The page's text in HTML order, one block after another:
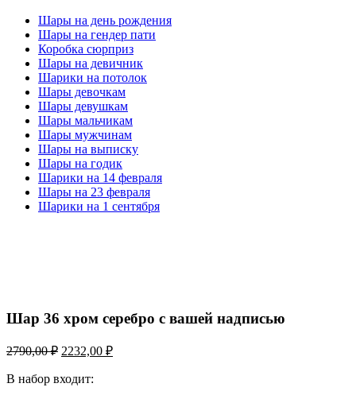
Шары на день рождения
Шары на гендер пати
Коробка сюрприз
Шары на девичник
Шарики на потолок
Шары девочкам
Шары девушкам
Шары мальчикам
Шары мужчинам
Шары на выписку
Шары на годик
Шарики на 14 февраля
Шары на 23 февраля
Шарики на 1 сентября
Шар 36 хром серебро с вашей надписью
2790,00₽ 2232,00 ₽
В набор входит: